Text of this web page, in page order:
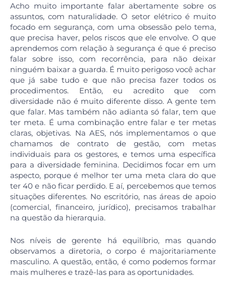
Acho muito importante falar abertamente sobre os
assuntos, com naturalidade. O setor elétrico é muito
focado em segurança, com uma obsessão pelo tema,
que precisa haver, pelos riscos que ele envolve. O que
aprendemos com relação à segurança é que é preciso
falar sobre isso, com recorrência, para não deixar
ninguém baixar a guarda. É muito perigoso você achar
que já sabe tudo e que não precisa fazer todos os
procedimentos. Então, eu acredito que com
diversidade não é muito diferente disso. A gente tem
que falar. Mas também não adianta só falar, tem que
ter meta. É uma combinação entre falar e ter metas
claras, objetivas. Na AES, nós implementamos o que
chamamos de contrato de gestão, com metas
individuais para os gestores, e temos uma específica
para a diversidade feminina. Decidimos focar em um
aspecto, porque é melhor ter uma meta clara do que
ter 40 e não ficar perdido. E aí, percebemos que temos
situações diferentes. No escritório, nas áreas de apoio
(comercial, financeiro, jurídico), precisamos trabalhar
na questão da hierarquia.
Nos níveis de gerente há equilíbrio, mas quando
observamos a diretoria, o corpo é majoritariamente
masculino. A questão, então, é como podemos formar
mais mulheres e trazê-las para as oportunidades.